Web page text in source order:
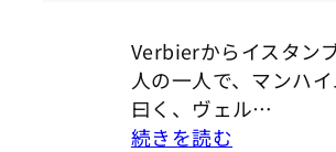
Verbierからイスタン
人の一人で、マンハ
曰く、ヴェル…
続きを読む